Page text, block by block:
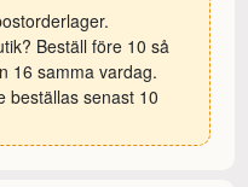
Beställ före 10 så
16 samma vardag.
beställas senast 10